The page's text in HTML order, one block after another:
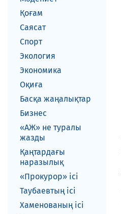
Қоғам
Саясат
Спорт
Экология
Экономика
Оқиға
Басқа жаңалықтар
Бизнес
«АЖ» не туралы
жазды
Қаңтардағы
наразылық
«Прокурор» ісі
Таубаевтың ісі
Хаменованың ісі